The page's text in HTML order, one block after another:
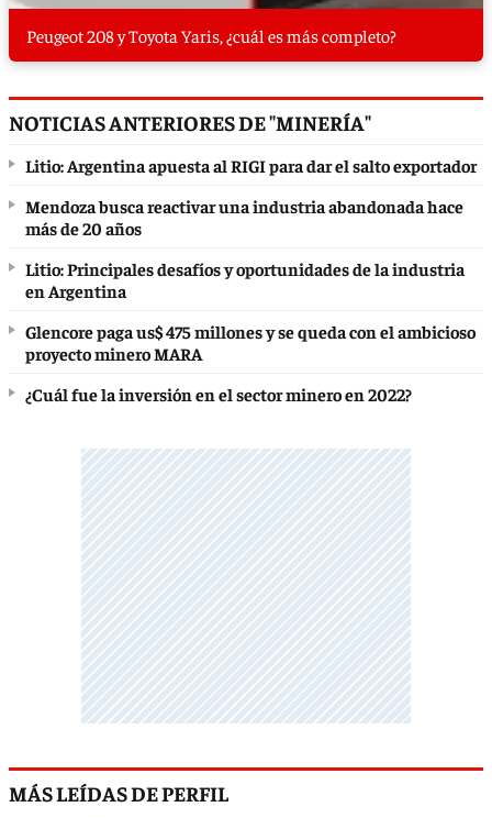
Peugeot 208 y Toyota Yaris, ¿cuál es más completo?
NOTICIAS ANTERIORES DE "MINERÍA"
Litio: Argentina apuesta al RIGI para dar el salto exportador
Mendoza busca reactivar una industria abandonada hace
más de 20 años
Litio: Principales desafíos y oportunidades de la industria
en Argentina
Glencore paga us$ 475 millones y se queda con el ambicioso
proyecto minero MARA
¿Cuál fue la inversión en el sector minero en 2022?
MÁS LEÍDAS DE PERFIL